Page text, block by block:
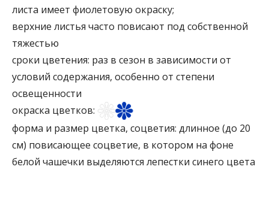
листа имеет фиолетовую окраску;
верхние листья часто повисают под собственной
тяжестью
сроки цветения: раз в сезон в зависимости от
условий содержания, особенно от степени
освещенности
окраска цветков:
форма и размер цветка, соцветия: длинное (до 20
см) повисающее соцветие, в котором на фоне
белой чашечки выделяются лепестки синего цвета